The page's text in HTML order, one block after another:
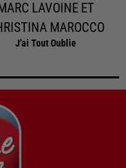
MARC LAVOINE ET
MAROCCO
J'ai Tout Oublie